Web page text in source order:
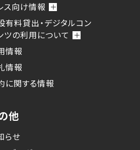
ス向け情報
有料貸出・デジタルコン
ツの利用について
情報
情報
に関する情報
他
らせ